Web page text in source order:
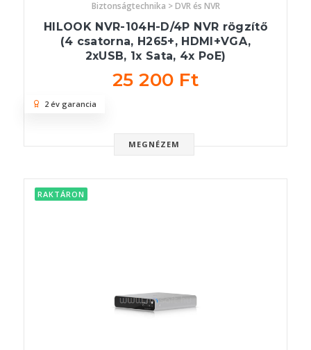
Biztonságtechnika > DVR és NVR
HILOOK NVR-104H-D/4P NVR rögzítő
(4 csatorna, H265+, HDMI+VGA,
2xUSB, 1x Sata, 4x PoE)
25 200 Ft
MEGNÉZEM
2 év garancia
RAKTÁRON